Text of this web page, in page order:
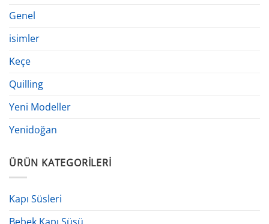
Genel
isimler
Keçe
Quilling
Yeni Modeller
Yenidoğan
ÜRÜN KATEGORILERI
Kapı Süsleri